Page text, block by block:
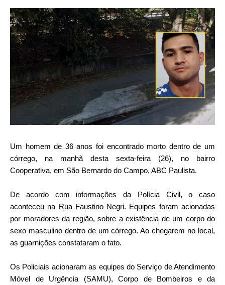
Um homem de 36 anos foi encontrado morto dentro de um
córrego, na manhã desta sexta-feira (26), no bairro
Cooperativa, em São Bernardo do Campo, ABC Paulista.
De acordo com informações da Polícia Civil, o caso
aconteceu na Rua Faustino Negri. Equipes foram acionadas
por moradores da região, sobre a existência de um corpo do
sexo masculino dentro de um córrego. Ao chegarem no local,
as guarnições constataram o fato.
Os Policiais acionaram as equipes do Serviço de Atendimento
Móvel de Urgência (SAMU), Corpo de Bombeiros e da